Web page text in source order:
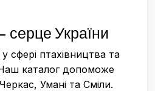
України
сфері птахівництва та
Наш каталог допоможе
Умані та Сміли.